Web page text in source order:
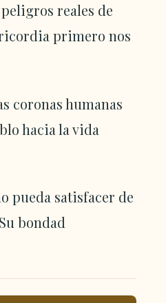
reales de
primero nos
coronas humanas
hacia la vida
pueda satisfacer de
bondad